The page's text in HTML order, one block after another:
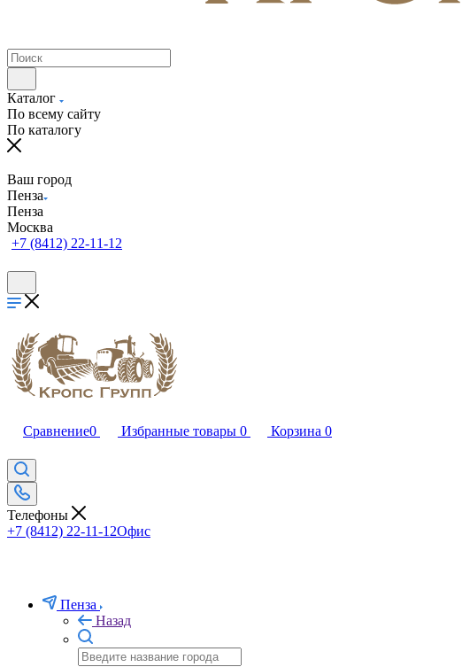
Каталог
По всему сайту
По каталогу
Ваш город
Пенза
Пенза
Москва
+7 (8412) 22-11-12
Сравнение0 Избранные товары 0 Корзина 0
Телефоны
+7 (8412) 22-11-12Офис
Пенза
Назад